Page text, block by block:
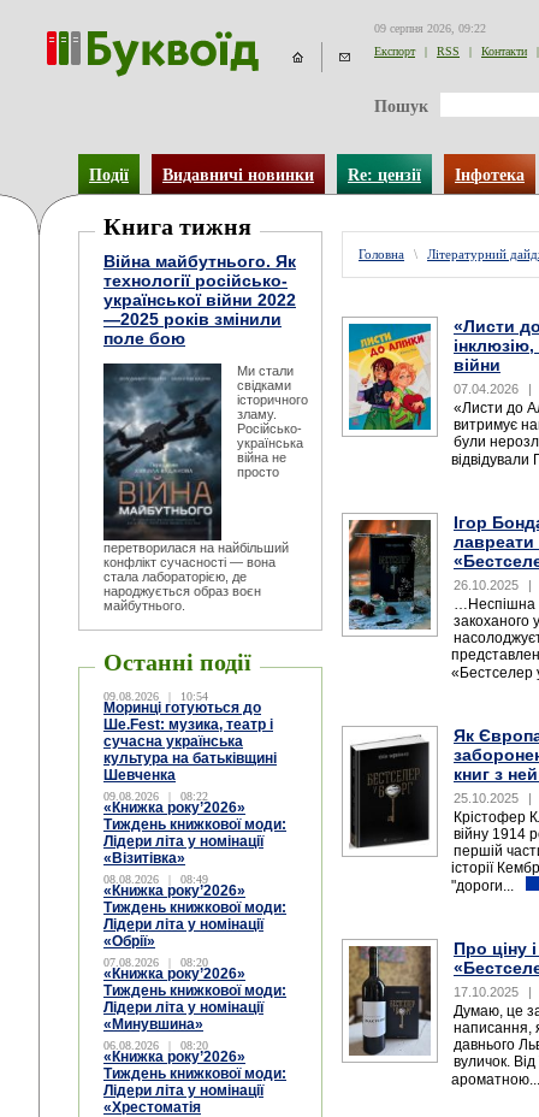
09 серпня 2026, 09:22
Експорт
| RSS | Контакти |
Пошук
Події Видавничі новинки Re: цензії Інфотека
Книга тижня
Війна майбутнього. Як
технології російсько-
української війни 2022
—2025 років змінили
поле бою
Ми стали
свідками
історичного
зламу.
Російсько-
українська
війна не
просто
перетворилася на найбільший
конфлікт сучасності — вона
стала лабораторією, де
народжується образ воєн
майбутнього.
Останні події
09.08.2026 | 10:54
Моринці готуються до
Ше.Fest: музика, театр і
сучасна українська
культура на батьківщині
Шевченка
09.08.2026 | 08:22
«Книжка року’2026»
Тиждень книжкової моди:
Лідери літа у номінації
«Візитівка»
08.08.2026 | 08:49
«Книжка року’2026»
Тиждень книжкової моди:
Лідери літа у номінації
«Обрії»
07.08.2026 | 08:20
«Книжка року’2026»
Тиждень книжкової моди:
Лідери літа у номінації
«Минувшина»
06.08.2026 | 08:20
«Книжка року’2026»
Тиждень книжкової моди:
Лідери літа у номінації
«Хрестоматія
Головна \ Літературний
«Листи
війни
07.04.2026 |
«Листи до
витримує
були
Ігор
лавреати
26.10.2025 |
…Неспішна
закоханого
«Бестселер
Як
книг з
25.10.2025 |
Крістофер
війну 1914
першій
історії
"дороги...
Про ціну
17.10.2025 |
Думаю, це
написання,
давнього
вуличок.